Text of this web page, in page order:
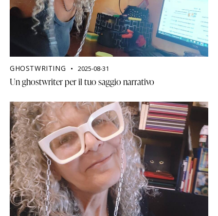
GHOSTWRITING 2025-08-31
Un ghostwriter per il tuo saggio narrativo